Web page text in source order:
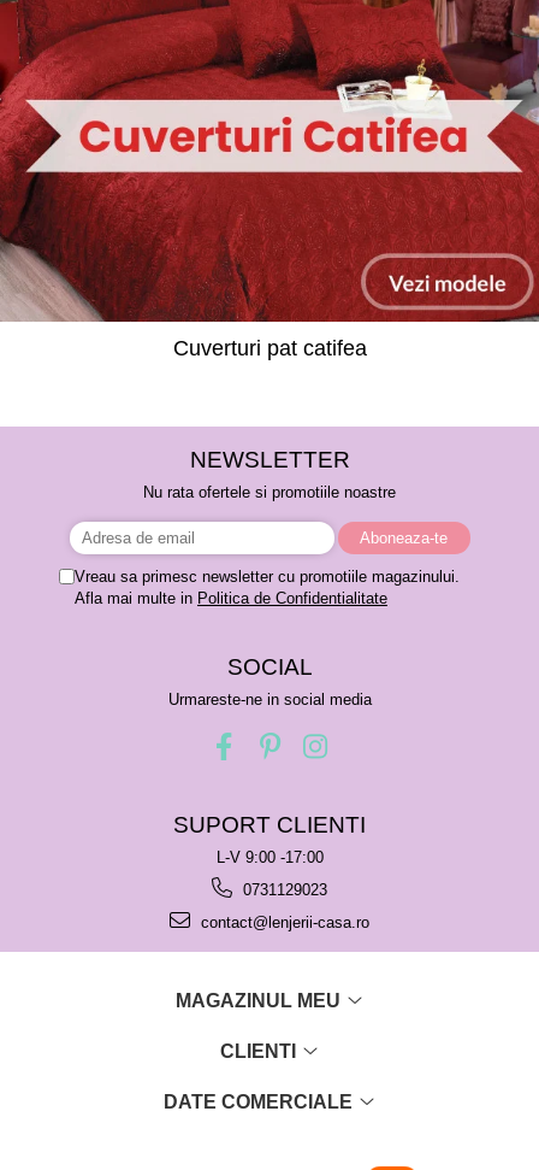
Cuverturi pat catifea
NEWSLETTER
Nu rata ofertele si promotiile noastre
Vreau sa primesc newsletter cu promotiile magazinului.
Afla mai multe in Politica de Confidentialitate
SOCIAL
Urmareste-ne in social media
SUPORT CLIENTI
L-V 9:00 -17:00
0731129023
contact@lenjerii-casa.ro
MAGAZINUL MEU
CLIENTI
DATE COMERCIALE